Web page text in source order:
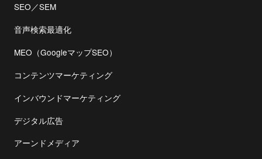
SEO／SEM
音声検索最適化
MEO（GoogleマップSEO）
コンテンツマーケティング
インバウンドマーケティング
デジタル広告
アーンドメディア